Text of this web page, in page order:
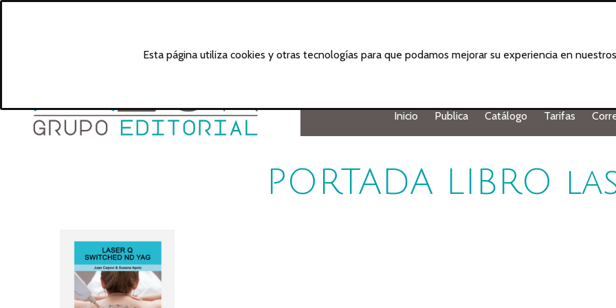
Inicio Publica Catálogo Tarifas
PORTADA LIBRO
Esta página utiliza cookies y otras tecnologías para que podamos mejorar su experiencia en